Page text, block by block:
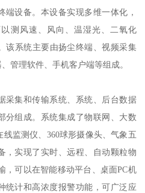
设备。本设备实现多维一体化，
测风速、风向、温湿光、二氧化
该系统主要由扬尘终端、视频采集
管理软件、手机客户端等组成。
采集和传输系统、系统、后台数据
分组成。系统集成了物联网、大数
监测仪、360球形摄像头、气象五
，实现了实时、远程、自动颗粒物
，可以在智能移动平台、桌面PC机
统计和高浓度报警功能，可广泛应